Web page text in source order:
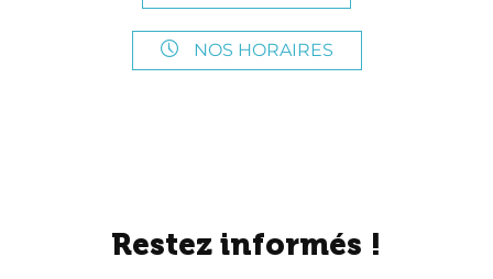
NOS HORAIRES
Restez informés !